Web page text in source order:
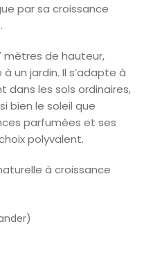
par sa croissance
mètres de hauteur,
un jardin. Il s’adapte à
dans les sols ordinaires,
bien le soleil que
parfumées et ses
polyvalent.
à croissance